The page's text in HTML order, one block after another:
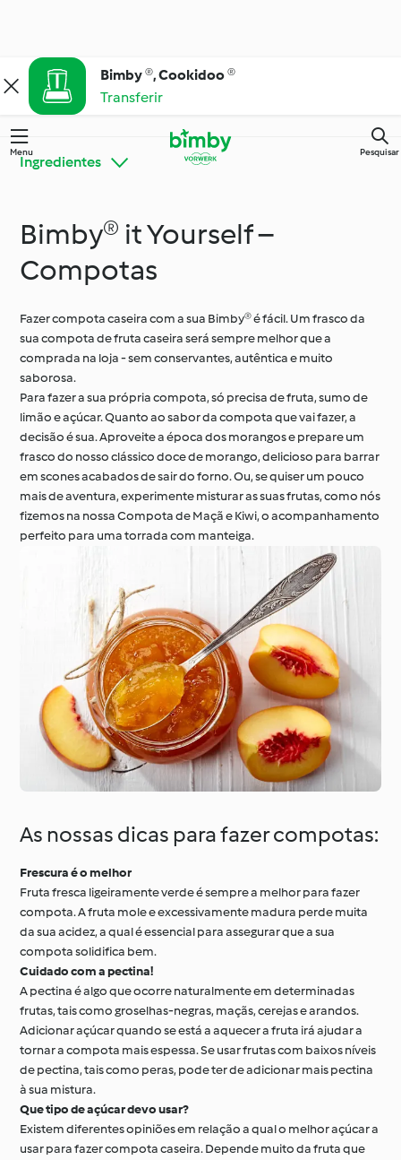
Bimby ®, Cookidoo ®
Transferir
Menu Pesquisar
Ingredientes
Conheça o Cookidoo®
Bimby® Dicas e
Truques
Ingredientes
dias
Dietas e tendências
estações
À volta do mundo com
o Cookidoo®
Aprenda com o
Cookidoo®
Bimby® it Yourself –
Compotas
Fazer compota caseira com a sua Bimby® é fácil. Um frasco da
sua compota de fruta caseira será sempre melhor que a
comprada na loja - sem conservantes, autêntica e muito
saborosa.
Para fazer a sua própria compota, só precisa de fruta, sumo de
limão e açúcar. Quanto ao sabor da compota que vai fazer, a
decisão é sua. Aproveite a época dos morangos e prepare um
frasco do nosso clássico doce de morango, delicioso para barrar
em scones acabados de sair do forno. Ou, se quiser um pouco
mais de aventura, experimente misturar as suas frutas, como nós
fizemos na nossa Compota de Maçã e Kiwi, o acompanhamento
perfeito para uma torrada com manteiga.
As nossas dicas para fazer compotas:
Frescura é o melhor
Fruta fresca ligeiramente verde é sempre a melhor para fazer
compota. A fruta mole e excessivamente madura perde muita
da sua acidez, a qual é essencial para assegurar que a sua
compota solidifica bem.
Cuidado com a pectina!
A pectina é algo que ocorre naturalmente em determinadas
frutas, tais como groselhas-negras, maçãs, cerejas e arandos.
Adicionar açúcar quando se está a aquecer a fruta irá ajudar a
tornar a compota mais espessa. Se usar frutas com baixos níveis
de pectina, tais como peras, pode ter de adicionar mais pectina
à sua mistura.
Que tipo de açúcar devo usar?
Existem diferentes opiniões em relação a qual o melhor açúcar a
usar para fazer compota caseira. Depende muito da fruta que